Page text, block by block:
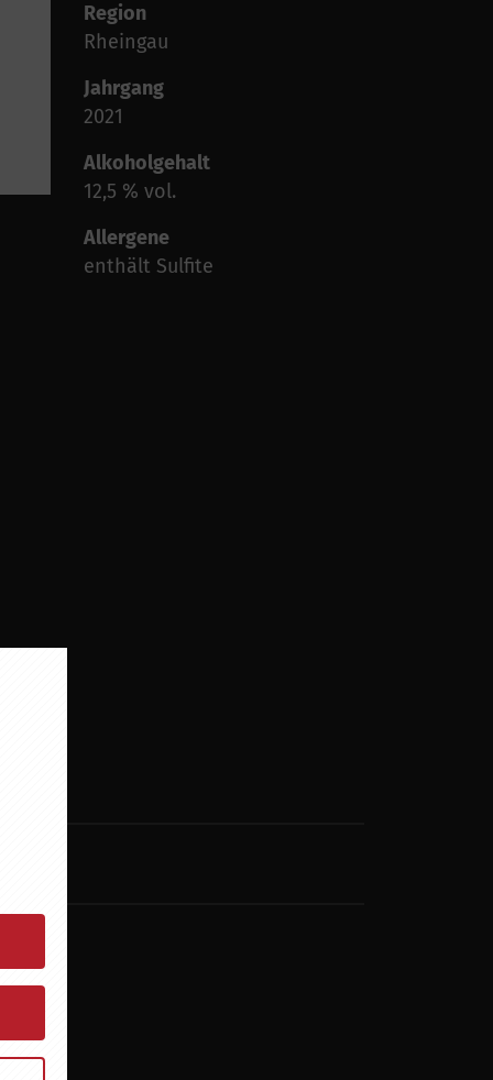
Region
Rheingau
Jahrgang
2021
Alkoholgehalt
12,5 % vol.
Allergene
enthält Sulfite